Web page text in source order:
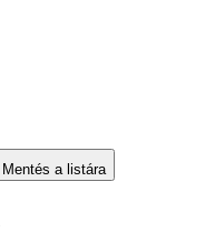
Mentés a listára